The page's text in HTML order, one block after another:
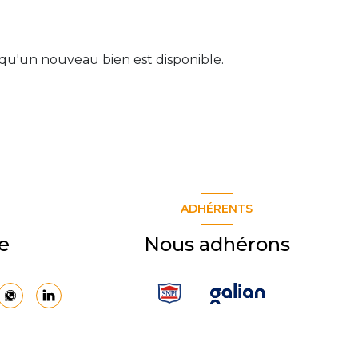
nouveau bien est disponible.
ADHÉRENTS
Nous adhérons